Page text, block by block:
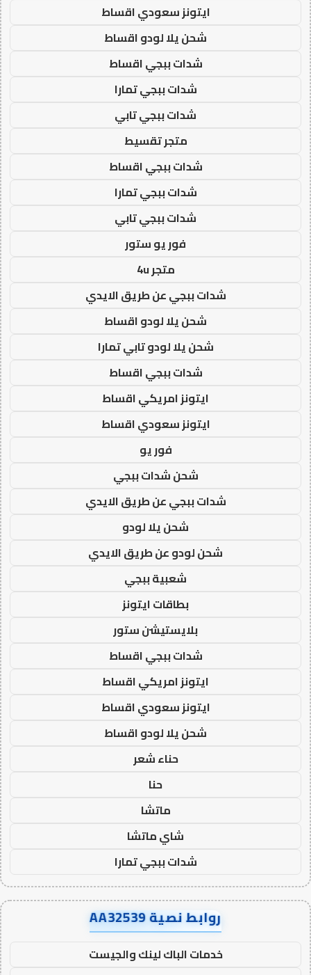
ايتونز سعودي اقساط
شحن يلا لودو اقساط
شدات ببجي اقساط
شدات ببجي تمارا
شدات ببجي تابي
متجر تقسيط
شدات ببجي اقساط
شدات ببجي تمارا
شدات ببجي تابي
فور يو ستور
متجر 4u
شدات ببجي عن طريق الايدي
شحن يلا لودو اقساط
شحن يلا لودو تابي تمارا
شدات ببجي اقساط
ايتونز امريكي اقساط
ايتونز سعودي اقساط
فور يو
شحن شدات ببجي
شدات ببجي عن طريق الايدي
شحن يلا لودو
شحن لودو عن طريق الايدي
شعبية ببجي
بطاقات ايتونز
بلايستيشن ستور
شدات ببجي اقساط
ايتونز امريكي اقساط
ايتونز سعودي اقساط
شحن يلا لودو اقساط
حناء شعر
حنا
ماتشا
شاي ماتشا
شدات ببجي تمارا
روابط نصية AA32539
خدمات الباك لينك والجيست